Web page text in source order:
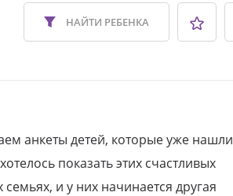
НАЙТИ РЕБЕНКА
анкеты детей, которые уже нашли
показать этих счастливых
и у них начинается другая